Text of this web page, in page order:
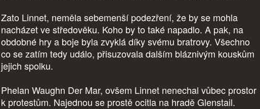
Zato Linnet, neměla sebemenší podezření, že by se mohla
nacházet ve středověku. Koho by to také napadlo. A pak, na
obdobné hry a boje byla zvyklá díky svému bratrovy. Všechno
co se zatím tedy událo, přisuzovala dalším bláznivým kouskům
jejich spolku.
Phelan Waughn Der Mar, ovšem Linnet nenechal vůbec prostor
k protestům. Najednou se prostě ocitla na hradě Glenstail.